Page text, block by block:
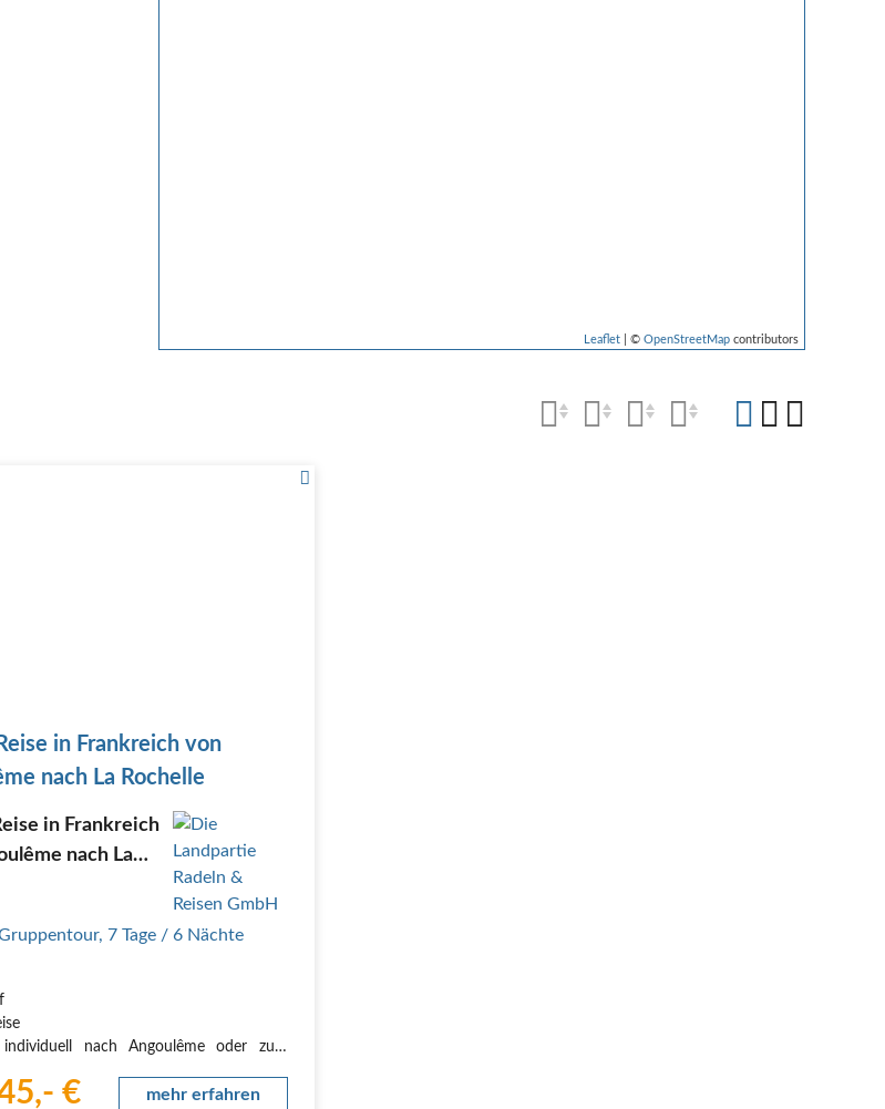
Leaflet | © OpenStreetMap contributors
in Frankreich von
nach La Rochelle
in Frankreich
nach La
, 7 Tage / 6 Nächte
nach Angoulême oder zum
um 15.00 Uhr statt. Ihr Reiseleiter
€ mehr erfahren